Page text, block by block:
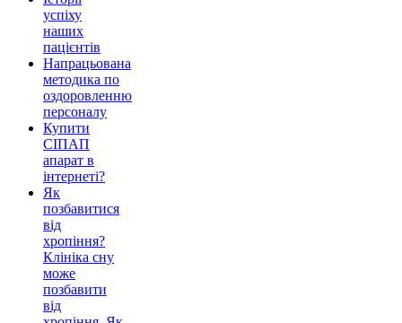
успіху
наших
пацієнтів
Напрацьована
методика по
оздоровленню
персоналу
Купити
СІПАП
апарат в
інтернеті?
Як
позбавитися
від
хропіння?
Клініка сну
може
позбавити
від